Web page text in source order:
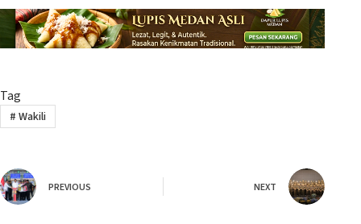
Tag
# Wakili
PREVIOUS NEXT